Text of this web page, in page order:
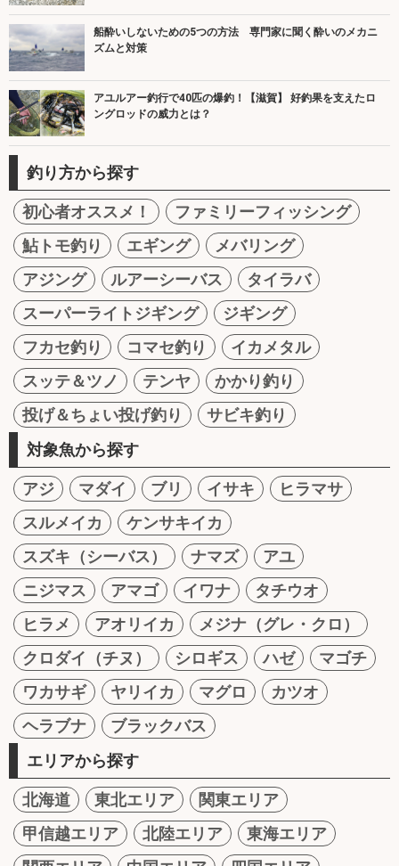
船酔いしないための5つの方法 専門家に聞く酔いのメカニ
ズムと対策
アユルアー釣行で40匹の爆釣！【滋賀】 好釣果を支えたロ
ングロッドの威力とは？
釣り方から探す
初心者オススメ！
ファミリーフィッシング
鮎トモ釣り
エギング
メバリング
アジング
ルアーシーバス
タイラバ
スーパーライトジギング
ジギング
フカセ釣り
コマセ釣り
イカメタル
スッテ＆ツノ
テンヤ
かかり釣り
投げ＆ちょい投げ釣り
サビキ釣り
対象魚から探す
アジ マダイ ブリ イサキ
ヒラマサ
スルメイカ
ケンサキイカ
スズキ（シーバス）
ナマズ
アユ
ニジマス
アマゴ イワナ
タチウオ
ヒラメ
アオリイカ
メジナ（グレ・クロ）
クロダイ（チヌ）
シロギス ハゼ
マゴチ
ワカサギ
ヤリイカ マグロ
カツオ
ヘラブナ
ブラックバス
エリアから探す
北海道 東北エリア
関東エリア
甲信越エリア
北陸エリア
東海エリア